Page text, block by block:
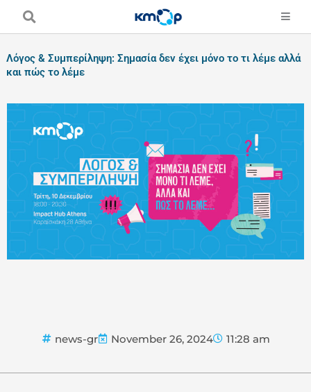
Λόγος & Συμπερίληψη: Σημασία δεν έχει μόνο το τι λέμε αλλά
και πώς το λέμε
news-gr November 26, 2024 11:28 am